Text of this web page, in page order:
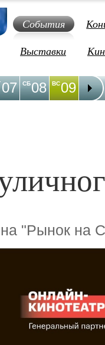
События
Выставки
07 08
СБ 09
ВС 10
ПН
"Рынок на